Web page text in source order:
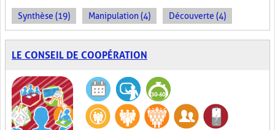
Synthèse (19) Manipulation (4) Découverte (4)
LE CONSEIL DE COOPÉRATION